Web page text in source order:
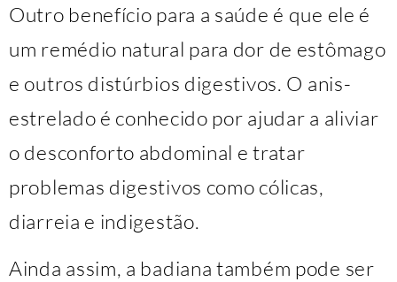
Outro benefício para a saúde é que ele é
um remédio natural para dor de estômago
e outros distúrbios digestivos. O anis-
estrelado é conhecido por ajudar a aliviar
o desconforto abdominal e tratar
problemas digestivos como cólicas,
diarreia e indigestão.
Ainda assim, a badiana também pode ser